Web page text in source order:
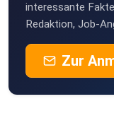
interessante
Redaktion, Job-
Zur